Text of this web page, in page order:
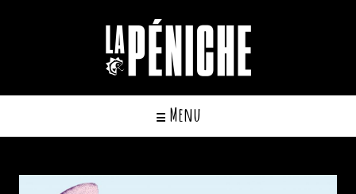
☰ Menu